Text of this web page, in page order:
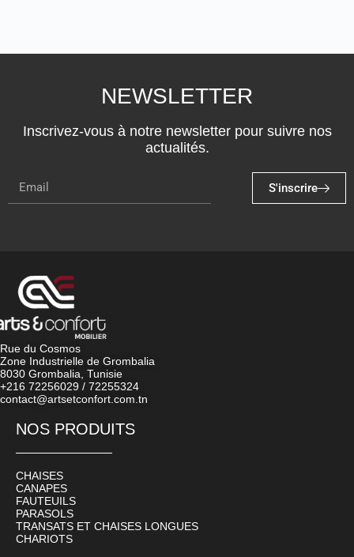
NEWSLETTER
Inscrivez-vous à notre newsletter pour suivre nos
actualités.
S'inscrire
Rue du Cosmos
Zone Industrielle de Grombalia
8030 Grombalia, Tunisie
+216 72256029 / 72255324
contact@artsetconfort.com.tn
NOS PRODUITS
CHAISES
CANAPES
FAUTEUILS
PARASOLS
TRANSATS ET CHAISES LONGUES
CHARIOTS